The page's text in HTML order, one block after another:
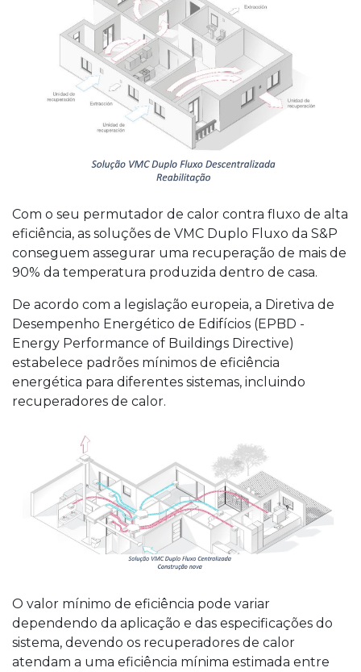
Com o seu permutador de calor contra fluxo de alta
eficiência, as soluções de VMC Duplo Fluxo da S&P
conseguem assegurar uma recuperação de mais de
90% da temperatura produzida dentro de casa.
De acordo com a legislação europeia, a Diretiva de
Desempenho Energético de Edifícios (EPBD -
Energy Performance of Buildings Directive)
estabelece padrões mínimos de eficiência
energética para diferentes sistemas, incluindo
recuperadores de calor.
O valor mínimo de eficiência pode variar
dependendo da aplicação e das especificações do
sistema, devendo os recuperadores de calor
atendam a uma eficiência mínima estimada entre